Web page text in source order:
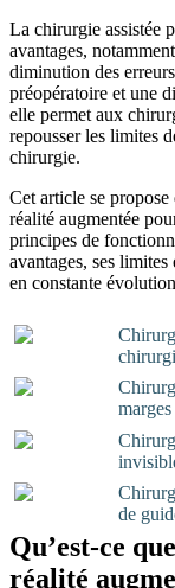
La chirurgie assistée
avantages,
diminution des
préopératoire et une
elle permet aux
repousser les limites
chirurgie.
Cet article se
réalité augmentée
principes de
avantages, ses
en constante
de
Qu’est-ce
réalité